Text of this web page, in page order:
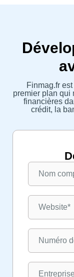
Finmag.fr
premier plan qui
financières
crédit, la